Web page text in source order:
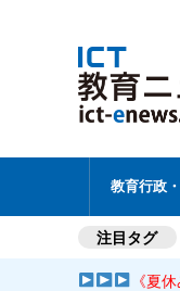
教育行政
注目タグ
《夏